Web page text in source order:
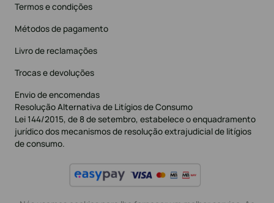
Termos e condições
Métodos de pagamento
Livro de reclamações
Trocas e devoluções
Envio de encomendas
Resolução Alternativa de Litígios de Consumo
Lei 144/2015, de 8 de setembro, estabelece o enquadramento
jurídico dos mecanismos de resolução extrajudicial de litígios
de consumo.